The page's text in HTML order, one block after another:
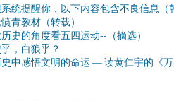
统提醒你，以下内容包含不良信息（
青教材（转载）
史的角度看五四运动--（摘选）
，白狼乎？
中感悟文明的命运 — 读黄仁宇的《